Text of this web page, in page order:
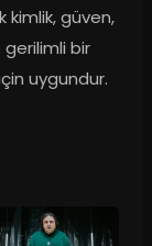
güven,
gerilimli bir
uygundur.